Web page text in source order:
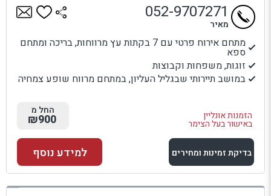
מתחם אירוח פרטי עם 7 בקתות עץ מרווחות, בריכה ומתחם
ספא
זוגות, משפחות וקבוצות
במושב תיירותי שבגליל העליון, במתחם מרווח שופע צמחיה
הזמנות אונליין
באישור בעל הצימר
052-9707271
מאיר
החל מ
₪900
בדיקת זמינות ומחירים
למתחם זה
למידע נוסף